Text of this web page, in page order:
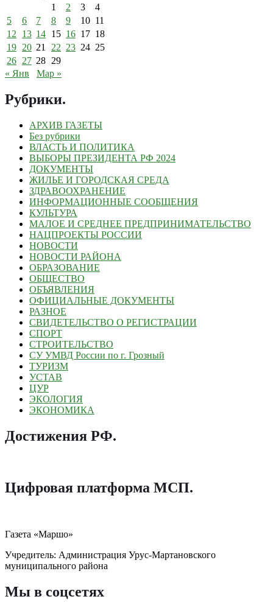
1
2 3
4
5
6 7 8 9 10 11
12 13 14 15 16 17 18
19 20 21 22 23 24 25
26 27 28 29
« Янв
Мар »
Рубрики.
АРХИВ ГАЗЕТЫ
Без рубрики
ВЛАСТЬ И ПОЛИТИКА
ВЫБОРЫ ПРЕЗИДЕНТА РФ 2024
ДОКУМЕНТЫ
ЖИЛЬЕ И ГОРОДСКАЯ СРЕДА
ЗДРАВООХРАНЕНИЕ
ИНФОРМАЦИОННЫЕ СООБЩЕНИЯ
КУЛЬТУРА
МАЛОЕ И СРЕДНЕЕ ПРЕДПРИНИМАТЕЛЬСТВО
НАЦПРОЕКТЫ РОССИИ
НОВОСТИ
НОВОСТИ РАЙОНА
ОБРАЗОВАНИЕ
ОБЩЕСТВО
ОБЪЯВЛЕНИЯ
ОФИЦИАЛЬНЫЕ ДОКУМЕНТЫ
РАЗНОЕ
СВИДЕТЕЛЬСТВО О РЕГИСТРАЦИИ
СПОРТ
СТРОИТЕЛЬСТВО
СУ УМВД России по г. Грозный
ТУРИЗМ
УСТАВ
ЦУР
ЭКОЛОГИЯ
ЭКОНОМИКА
Достижения РФ.
Цифровая платформа МСП.
Газета «Маршо»
Учредитель: Администрация Урус-Мартановского
муниципального района
Мы в соцсетях